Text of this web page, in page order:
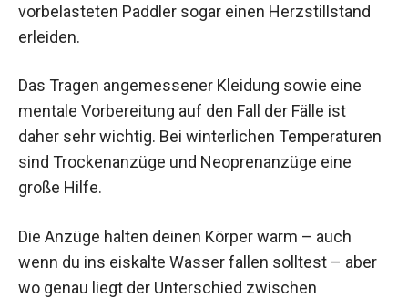
vorbelasteten Paddler sogar einen Herzstillstand
erleiden.
Das Tragen angemessener Kleidung sowie eine
mentale Vorbereitung auf den Fall der Fälle ist
daher sehr wichtig. Bei winterlichen Temperaturen
sind Trockenanzüge und Neoprenanzüge eine
große Hilfe.
Die Anzüge halten deinen Körper warm – auch
wenn du ins eiskalte Wasser fallen solltest – aber
wo genau liegt der Unterschied zwischen